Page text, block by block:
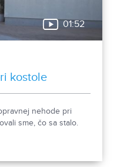
01:52
kostole
nehode pri
sme, čo sa stalo.